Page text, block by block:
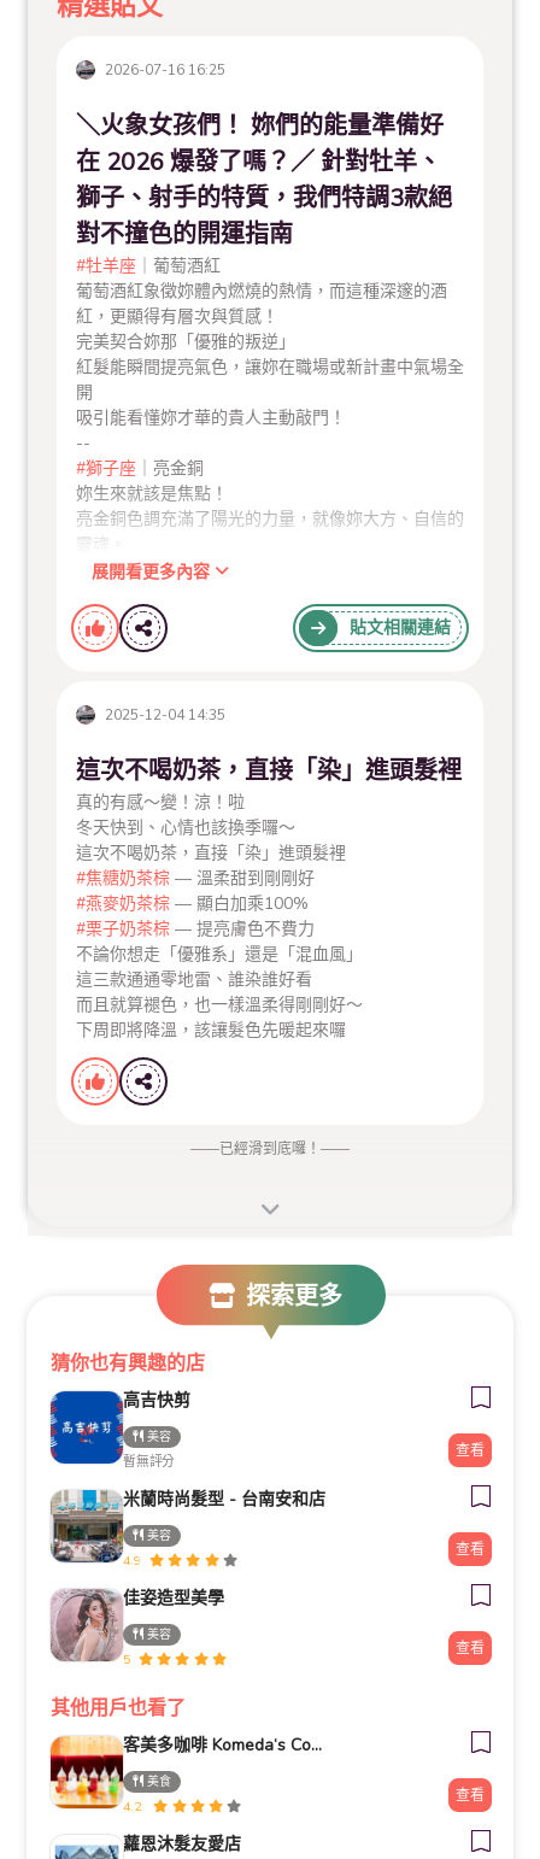
2026-07-16 16:25
＼火象女孩們！ 妳們的能量準備好
在 2026 爆發了嗎？／ 針對牡羊、
獅子、射手的特質，我們特調3款絕
對不撞色的開運指南
#牡羊座 ｜葡萄酒紅
葡萄酒紅象徵妳體內燃燒的熱情，而這種深邃的酒
紅，更顯得有層次與質感！
完美契合妳那「優雅的叛逆」
紅髮能瞬間提亮氣色，讓妳在職場或新計畫中氣場全
開
吸引能看懂妳才華的貴人主動敲門！
--
#獅子座 ｜亮金銅
妳生來就該是焦點！
亮金銅色調充滿了陽光的力量，就像妳大方、自信的
靈魂。
這款髮色同時具有「強大的磁場與財運」
睛」喔！
--
的亞麻金。
神采奕奕～
而這種明亮色調能開啟妳的冒險雷達！
新年有機會接到來自遠方的驚喜邀請，或是在旅途中
遇見命定的人事物唷
．﹒‧°∴°☆．﹒‧°∴°﹒☆°．﹒‧°∴°
更多星座配色
「用初春特調‧2026染出你的好運！」
https://www.milanhair.com.tw/column/detail/84/
| 米蘭時尚髮型長女旗艦店 |#短髮造型
台南市東區長榮路二段137號1樓
展開看更多內容
貼文相關連結
2025-12-04 14:35
這次不喝奶茶，直接「染」進頭髮裡
真的有感～變！涼！啦
冬天快到、心情也該換季囉～
這次不喝奶茶，直接「染」進頭髮裡
#焦糖奶茶棕 — 溫柔甜到剛剛好
#燕麥奶茶棕 — 顯白加乘100%
#栗子奶茶棕 — 提亮膚色不費力
不論你想走「優雅系」還是「混血風」
這三款通通零地雷、誰染誰好看
而且就算褪色，也一樣溫柔得剛剛好～
下周即將降溫，該讓髮色先暖起來囉
——已經滑到底囉！ ——
探索更多
猜你也有興趣的店
高吉快剪
美容
暫無評分
查看
米蘭時尚髮型 - 台南安和店
美容
4.9
查看
佳姿造型美學
美容
5
查看
其他用戶也看了
客美多咖啡 Komeda‘s Coffee - 台南小北店
美食
4.2
查看
蘿恩沐髮友愛店